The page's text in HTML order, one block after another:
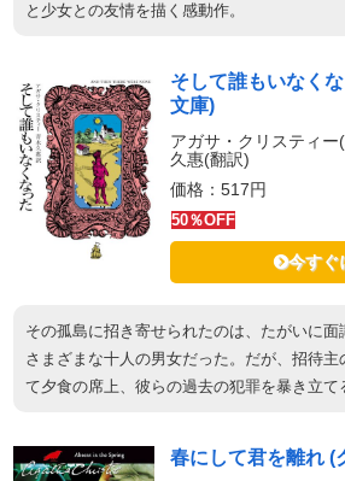
と少女との友情を描く感動作。
そして誰もいなく
文庫)
アガサ・クリスティ
久惠(翻訳)
価格：517円
50％OFF
今すぐ
その孤島に招き寄せられたのは、たがいに面
さまざまな十人の男女だった。だが、招待
て夕食の席上、彼らの過去の犯罪を暴き立
春にして君を離れ (